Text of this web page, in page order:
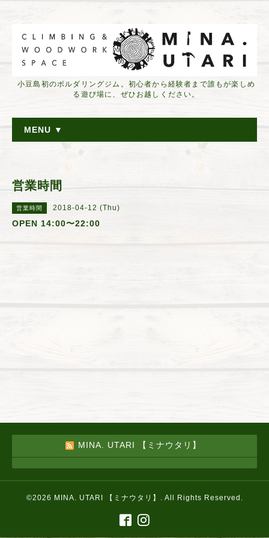
小豆島初のボルダリングジム。初心者から経験者まで誰もが楽しめ
る遊び場に、ぜひお越しください。
MENU ▼
営業時間
営業時間 2018-04-12 (Thu)
OPEN 14:00〜22:00
MINA. UTARI 【ミナウタリ】
©2026 MINA. UTARI 【ミナウタリ】 . All Rights Reserved.